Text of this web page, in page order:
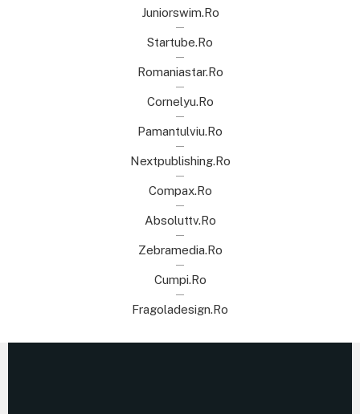
Juniorswim.ro
Startube.ro
Romaniastar.ro
Cornelyu.ro
Pamantulviu.ro
Nextpublishing.ro
Compax.ro
Absoluttv.ro
Zebramedia.ro
Cumpi.ro
Fragoladesign.ro